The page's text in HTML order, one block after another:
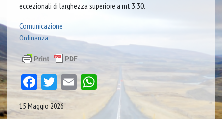
eccezionali di larghezza superiore a mt 3.30.
Comunicazione
Ordinanza
Facebook
Twitter
Email WhatsApp
15 Maggio 2026